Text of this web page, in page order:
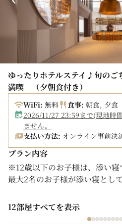
ゆったりホテルステイ♪旬のご
満喫 （夕朝食付き）
WiFi: 無料 食事: 朝食, 夕食
2026/11/27 23:59まで(現地時
ません。
支払い方法: オンライン事前決
プラン内容
※12歳以下のお子様は、添い
最大2名のお子様が添い寝とし
をお楽しみいただける2食付プラ
12部屋すべてを表示